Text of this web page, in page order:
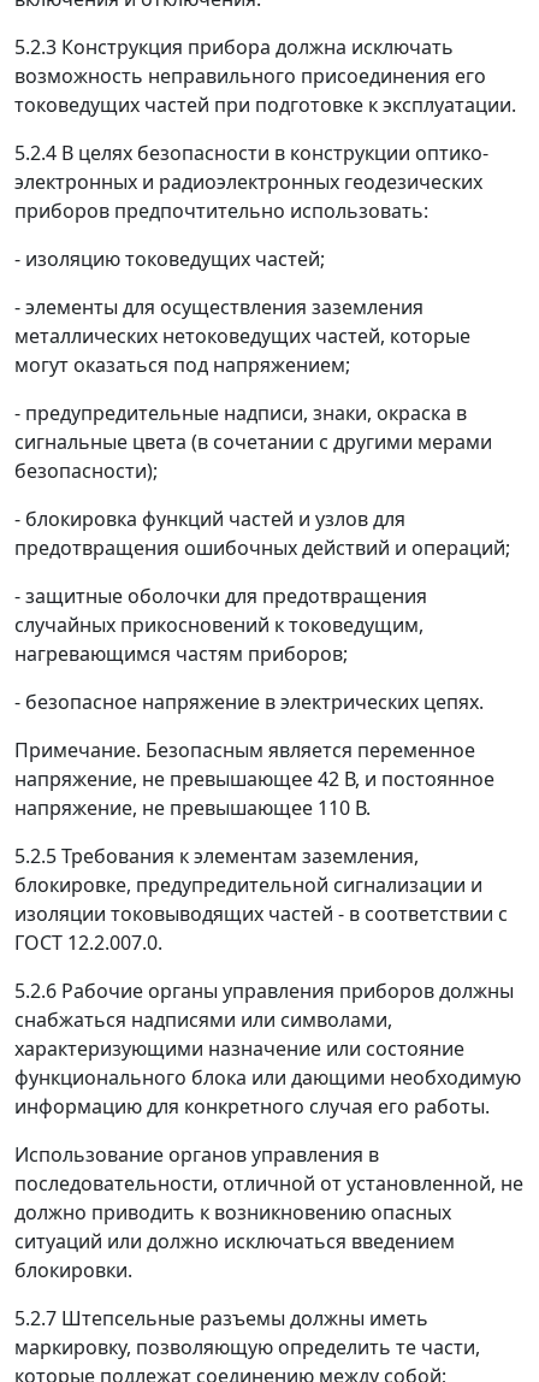
5.2.3 Конструкция прибора должна исключать
возможность неправильного присоединения его
токоведущих частей при подготовке к эксплуатации.
5.2.4 В целях безопасности в конструкции оптико-
электронных и радиоэлектронных геодезических
приборов предпочтительно использовать:
- изоляцию токоведущих частей;
- элементы для осуществления заземления
металлических нетоковедущих частей, которые
могут оказаться под напряжением;
- предупредительные надписи, знаки, окраска в
сигнальные цвета (в сочетании с другими мерами
безопасности);
- блокировка функций частей и узлов для
предотвращения ошибочных действий и операций;
- защитные оболочки для предотвращения
случайных прикосновений к токоведущим,
нагревающимся частям приборов;
- безопасное напряжение в электрических цепях.
Примечание. Безопасным является переменное
напряжение, не превышающее 42 В, и постоянное
напряжение, не превышающее 110 В.
5.2.5Требования к элементам заземления,
блокировке, предупредительной сигнализации и
изоляции токовыводящих частей - в соответствии с
ГОСТ 12.2.007.0.
5.2.6 Рабочие органы управления приборов должны
снабжаться надписями или символами,
характеризующими назначение или состояние
функционального блока или дающими необходимую
информацию для конкретного случая его работы.
Использование органов управления в
последовательности, отличной от установленной, не
должно приводить к возникновению опасных
ситуаций или должно исключаться введением
блокировки.
5.2.7 Штепсельные разъемы должны иметь
маркировку, позволяющую определить те части,
которые подлежат соединению между собой;